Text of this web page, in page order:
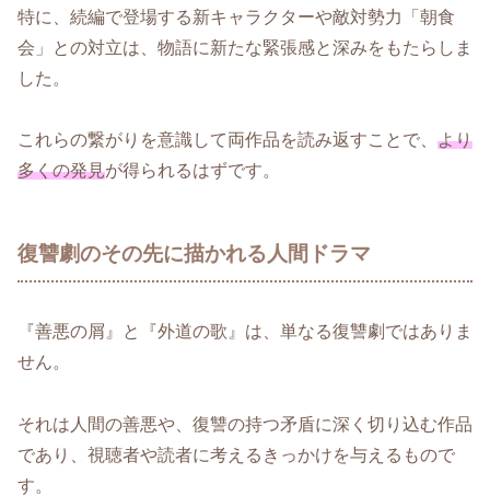
特に、続編で登場する新キャラクターや敵対勢力「朝食
会」との対立は、物語に新たな緊張感と深みをもたらしま
した。
これらの繋がりを意識して両作品を読み返すことで、 より
多くの発見が得られるはずです。
復讐劇のその先に描かれる人間ドラマ
『善悪の屑』と『外道の歌』は、単なる復讐劇ではありま
せん。
それは人間の善悪や、復讐の持つ矛盾に深く切り込む作品
であり、視聴者や読者に考えるきっかけを与えるもので
す。